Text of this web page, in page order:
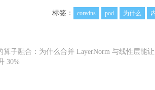
标签： coredns pod 为什么
算子融合：为什么合并 LayerNorm 与线性层能让
30%